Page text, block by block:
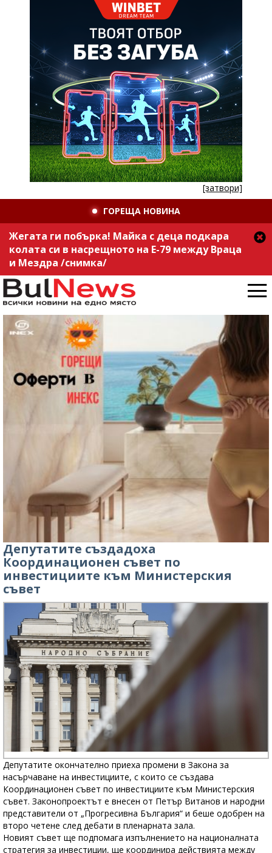
[затвори]
ГОРЕЩА НОВИНА
Жегата ги побърка! Майка с деца подкара
колата си в насрещното на Е-79 между Враца
и Мездра /снимка/
Депутатите създадоха
Координационен съвет по
инвестициите към Министерския
съвет
Депутатите окончателно приеха промени в Закона за
насърчаване на инвестициите, с които се създава
Координационен съвет по инвестициите към Министерския
съвет. Законопроектът е внесен от Петър Витанов и народни
представители от „Прогресивна България“ и беше одобрен на
второ четене след дебати в пленарната зала.
Новият съвет ще подпомага изпълнението на националната
стратегия за инвестиции, ще координира действията между